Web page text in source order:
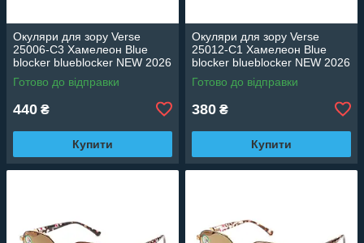
Окуляри для зору Verse
25006-C3 Хамелеон Blue
blocker blueblocker NEW 2026
Готово до відправки
440 ₴
Купити
Окуляри для зору Verse
25012-C1 Хамелеон Blue
blocker blueblocker NEW 2026
Готово до відправки
380 ₴
Купити